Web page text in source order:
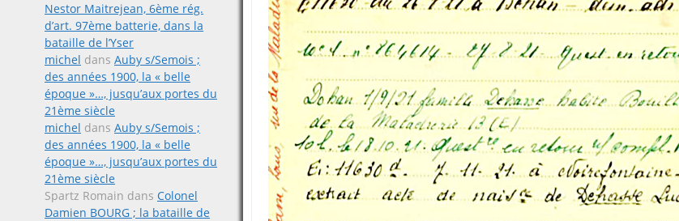
Nestor Maitrejean, 6ème rég.
d’art. 97ème batterie, dans la
bataille de l’Yser
michel dans Auby s/Semois ;
des années 1900, la « belle
époque »…, jusqu’aux portes du
21ème siècle
michel dans Auby s/Semois ;
des années 1900, la « belle
époque »…, jusqu’aux portes du
21ème siècle
Spartz Romain dans Colonel
Damien BOURG ; la bataille de